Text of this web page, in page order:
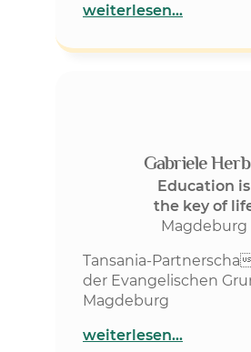
weiterlesen…
Gabriele
Education is
the key of
Magdeburg
Tansania-Partnerscha
der Evangelischen
Magdeburg
weiterlesen…